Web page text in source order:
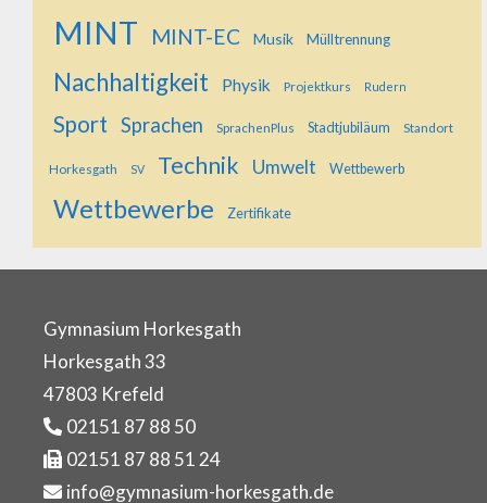
MINT MINT-EC Musik Mülltrennung
Nachhaltigkeit Physik Projektkurs Rudern
Sport Sprachen SprachenPlus Stadtjubiläum Standort
Horkesgath SV Technik Umwelt Wettbewerb
Wettbewerbe Zertifikate
Gymnasium Horkesgath
Horkesgath 33
47803 Krefeld
02151 87 88 50
02151 87 88 51 24
info@gymnasium-horkesgath.de